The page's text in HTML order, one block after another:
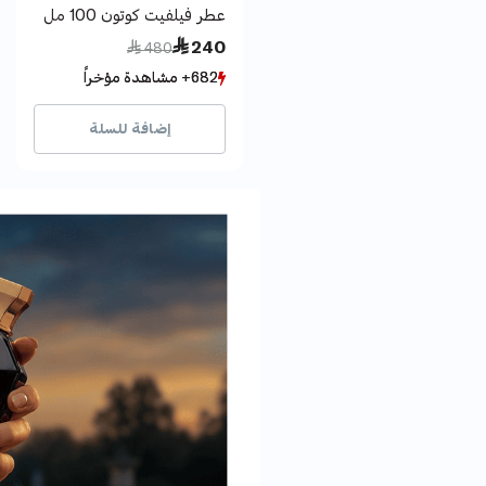
عطر فيلفيت كوتون 100 مل
 240
Price reduced from
 480
to
682+ مشاهدة مؤخراً
196+ بيع مؤخراً
682+ مشاهدة مؤخراً
196+ بيع مؤخراً
إضافة للسلة